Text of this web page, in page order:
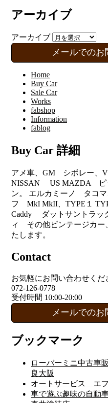
アーカイブ
アーカイブ
メールでの
Home
Buy Car
Sale Car
Works
fabshop
Information
fablog
Buy Car 詳細
アメ車、GM シボレー、
NISSAN US MAZDA ピ
ン。 エルカミーノ タコマ
フ MkI MkII、TYPE１
Caddy ダットサントラッ
ィ その他ビンテージカー
たします。
Contact
お気軽にお問い合わせくだ
072-126-0778
受付時間 10:00-20:00
メールでの
ブックマーク
ローバーミニ中古車
良大阪
オートサービス エフ
車で遊ぶ趣味の自動